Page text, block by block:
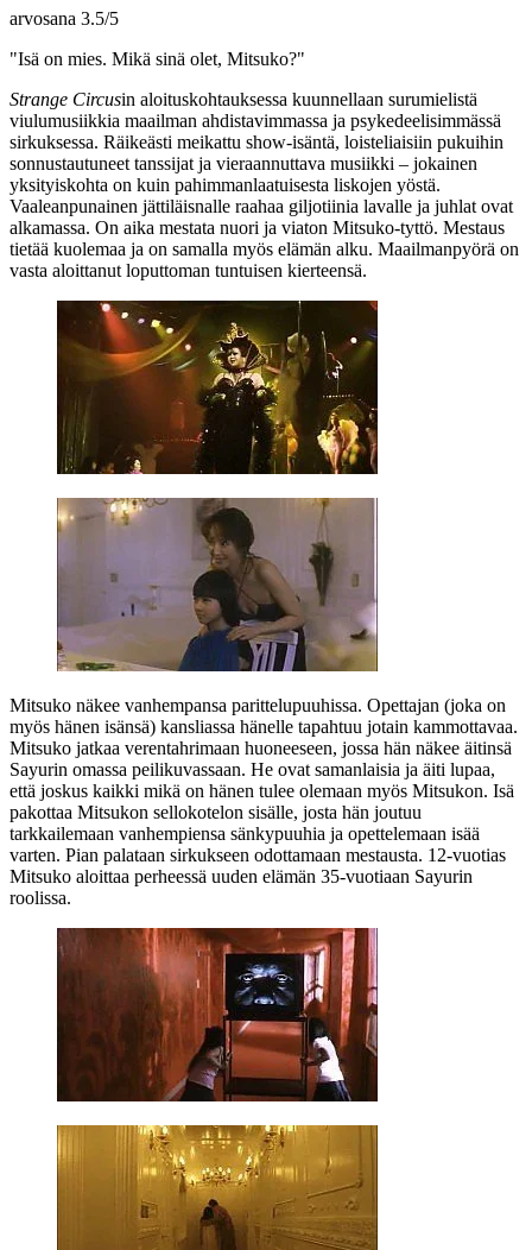
arvosana 3.5/5
"Isä on mies. Mikä sinä olet, Mitsuko?"
Strange Circusin aloituskohtauksessa kuunnellaan surumielistä
viulumusiikkia maailman ahdistavimmassa ja psykedeelisimmässä
sirkuksessa. Räikeästi meikattu show-isäntä, loisteliaisiin pukuihin
sonnustautuneet tanssijat ja vieraannuttava musiikki – jokainen
yksityiskohta on kuin pahimmanlaatuisesta liskojen yöstä.
Vaaleanpunainen jättiläisnalle raahaa giljotiinia lavalle ja juhlat ovat
alkamassa. On aika mestata nuori ja viaton Mitsuko-tyttö. Mestaus
tietää kuolemaa ja on samalla myös elämän alku. Maailmanpyörä on
vasta aloittanut loputtoman tuntuisen kierteensä.
Mitsuko näkee vanhempansa parittelupuuhissa. Opettajan (joka on
myös hänen isänsä) kansliassa hänelle tapahtuu jotain kammottavaa.
Mitsuko jatkaa verentahrimaan huoneeseen, jossa hän näkee äitinsä
Sayurin omassa peilikuvassaan. He ovat samanlaisia ja äiti lupaa,
että joskus kaikki mikä on hänen tulee olemaan myös Mitsukon. Isä
pakottaa Mitsukon sellokotelon sisälle, josta hän joutuu
tarkkailemaan vanhempiensa sänkypuuhia ja opettelemaan isää
varten. Pian palataan sirkukseen odottamaan mestausta. 12‑vuotias
Mitsuko aloittaa perheessä uuden elämän 35‑vuotiaan Sayurin
roolissa.